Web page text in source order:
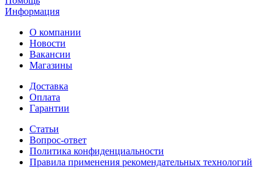
Информация
О компании
Новости
Вакансии
Магазины
Доставка
Оплата
Гарантии
Статьи
Вопрос-ответ
Политика конфиденциальности
Правила применения рекомендательных технологий